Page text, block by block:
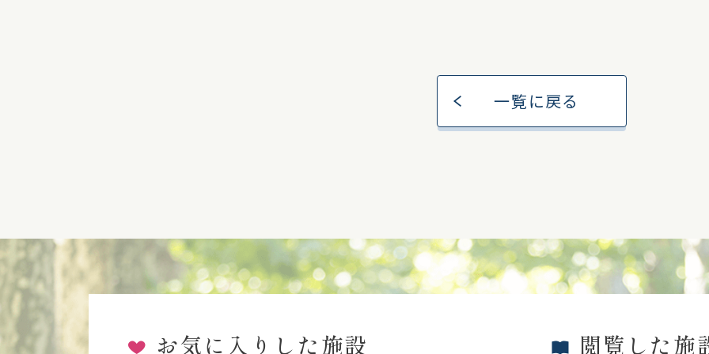
一覧に戻る
お気に入りした施設 閲覧した施